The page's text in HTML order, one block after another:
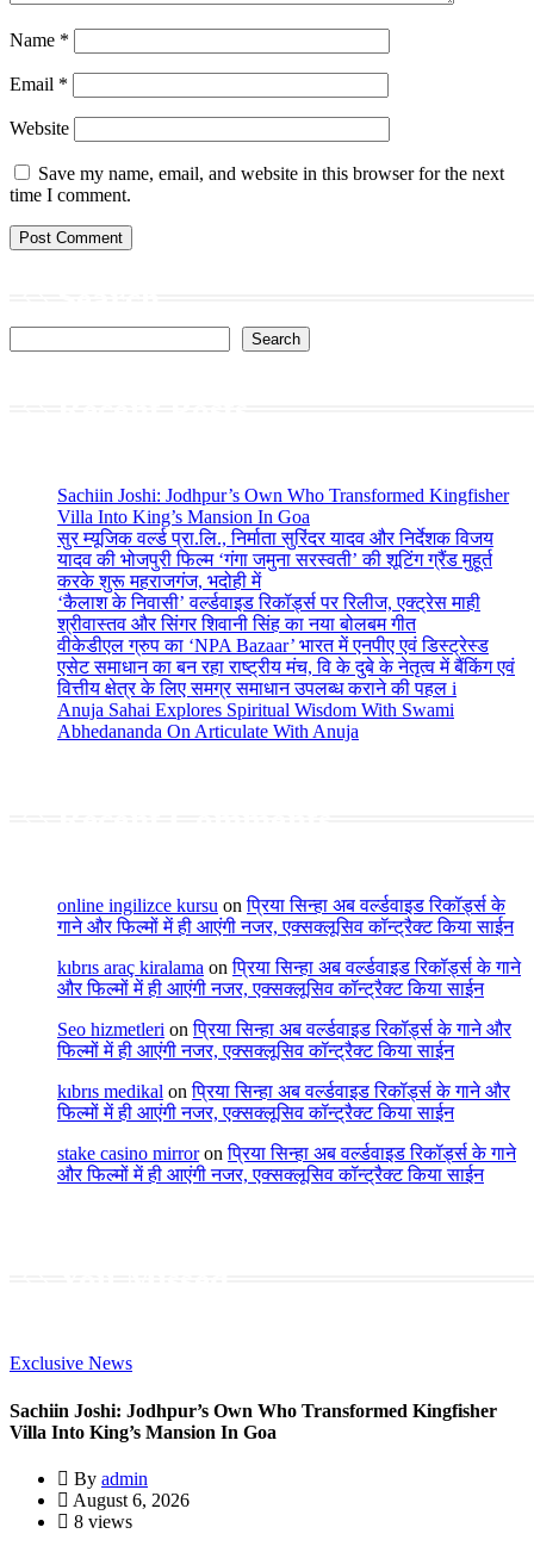
Name *
Email *
Website
Save my name, email, and website in this browser for the next
time I comment.
Search
Sachiin Joshi: Jodhpur’s Own Who Transformed Kingfisher
Villa Into King’s Mansion In Goa
सुर म्यूजिक वर्ल्ड प्रा.लि., निर्माता सुरिंदर यादव और निर्देशक विजय
यादव की भोजपुरी फिल्म ‘गंगा जमुना सरस्वती’ की शूटिंग ग्रैंड मुहूर्त
करके शुरू महराजगंज, भदोही में
‘कैलाश के निवासी’ वर्ल्डवाइड रिकॉर्ड्स पर रिलीज, एक्ट्रेस माही
श्रीवास्तव और सिंगर शिवानी सिंह का नया बोलबम गीत
वीकेडीएल ग्रुप का ‘NPA Bazaar’ भारत में एनपीए एवं डिस्ट्रेस्ड
एसेट समाधान का बन रहा राष्ट्रीय मंच, वि के दुबे के नेतृत्व में बैंकिंग एवं
वित्तीय क्षेत्र के लिए समग्र समाधान उपलब्ध कराने की पहल i
Anuja Sahai Explores Spiritual Wisdom With Swami
Abhedananda On Articulate With Anuja
online ingilizce kursu onप्रिया सिन्हा अब वर्ल्डवाइड रिकॉर्ड्स के
गाने और फिल्मों में ही आएंगी नजर, एक्सक्लूसिव कॉन्ट्रैक्ट किया साईन
kıbrıs araç kiralama onप्रिया सिन्हा अब वर्ल्डवाइड रिकॉर्ड्स के गाने
और फिल्मों में ही आएंगी नजर, एक्सक्लूसिव कॉन्ट्रैक्ट किया साईन
Seo hizmetleri onप्रिया सिन्हा अब वर्ल्डवाइड रिकॉर्ड्स के गाने और
फिल्मों में ही आएंगी नजर, एक्सक्लूसिव कॉन्ट्रैक्ट किया साईन
kıbrıs medikal onप्रिया सिन्हा अब वर्ल्डवाइड रिकॉर्ड्स के गाने और
फिल्मों में ही आएंगी नजर, एक्सक्लूसिव कॉन्ट्रैक्ट किया साईन
stake casino mirroronप्रिया सिन्हा अब वर्ल्डवाइड रिकॉर्ड्स के गाने
और फिल्मों में ही आएंगी नजर, एक्सक्लूसिव कॉन्ट्रैक्ट किया साईन
Exclusive News
Sachiin Joshi: Jodhpur’s Own Who Transformed Kingfisher
Villa Into King’s Mansion In Goa
By admin
August 6, 2026
8 views